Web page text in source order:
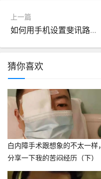
上一篇
如何用手机设置斐讯路由器K2C/K2/K1S，详细功能演示
猜你喜欢
白内障手术跟想象的不太一样，
分享一下我的苦闷经历（下）